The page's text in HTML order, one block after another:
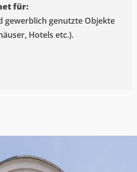
für:
gewerblich genutzte Objekte
Hotels etc.).